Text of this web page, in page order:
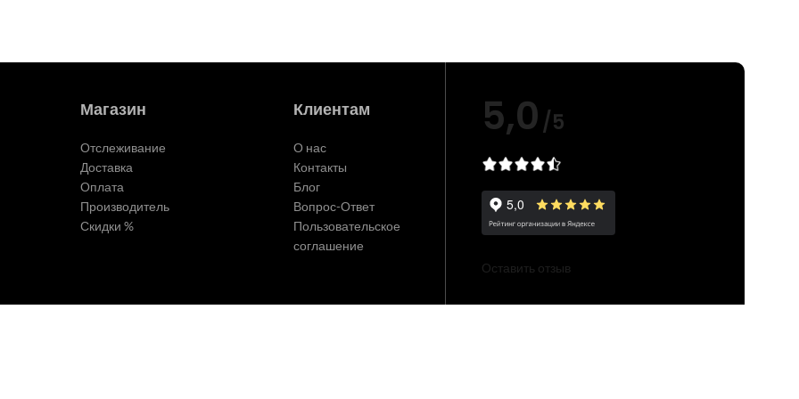
Магазин
Отслеживание
Доставка
Оплата
Производитель
Скидки %
Клиентам
О нас
Контакты
Блог
Вопрос-Ответ
Пользовательское
соглашение
5,0 /5
Оставить отзыв